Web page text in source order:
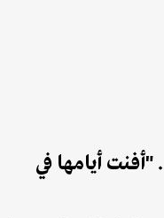
"أفنت أيامها في